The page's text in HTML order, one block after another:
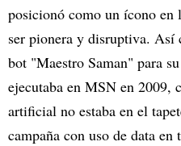
posicionó como un ícono
ser pionera y disruptiva.
bot "Maestro Saman" para
ejecutaba en MSN en 2009,
artificial no estaba en el
campaña con uso de data